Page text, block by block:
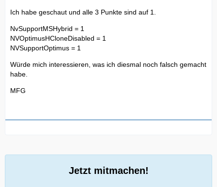
Ich habe geschaut und alle 3 Punkte sind auf 1.
NvSupportMSHybrid = 1
NVOptimusHCloneDisabled = 1
NVSupportOptimus = 1
Würde mich interessieren, was ich diesmal noch falsch gemacht
habe.
MFG
Jetzt mitmachen!